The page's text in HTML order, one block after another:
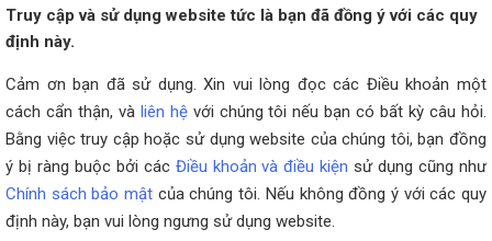
Truy cập và sử dụng website tức là bạn đã đồng ý với các quy
định này.
Cảm ơn bạn đã sử dụng. Xin vui lòng đọc các Điều khoản một
cách cẩn thận, và liên hệvới chúng tôi nếu bạn có bất kỳ câu hỏi.
Bằng việc truy cập hoặc sử dụng website của chúng tôi, bạn đồng
ý bị ràng buộc bởi các Điều khoản và điều kiện sử dụng cũng như
Chính sách bảo mật của chúng tôi. Nếu không đồng ý với các quy
định này, bạn vui lòng ngưng sử dụng website.